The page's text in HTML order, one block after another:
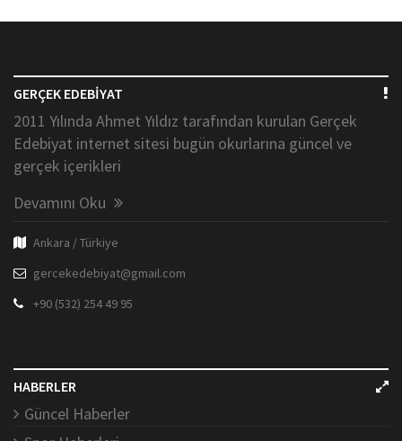
GERÇEK EDEBİYAT
2011 Yılında Ahmet Yıldız tarafından kurulan Gerçek
Edebiyat internet sitesi bugün okurlarına güncel ve
gerçek içerikleri
Devamını Oku
Ankara / Türkiye
gercekedebiyat@gmail.com
+90 (532) 254 49 95
HABERLER
Güncel Haberler